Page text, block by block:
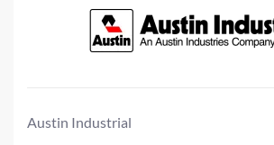
Austin Industrial